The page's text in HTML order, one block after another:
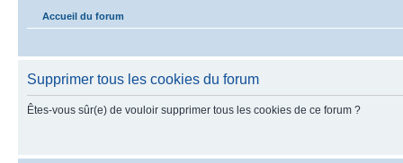
Accueil du forum
Supprimer tous les cookies du forum
Êtes-vous sûr(e) de vouloir supprimer tous les cookies de ce forum ?